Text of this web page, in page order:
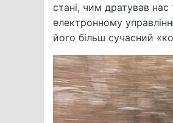
стані, чим дратував
електронному
його більш сучасний